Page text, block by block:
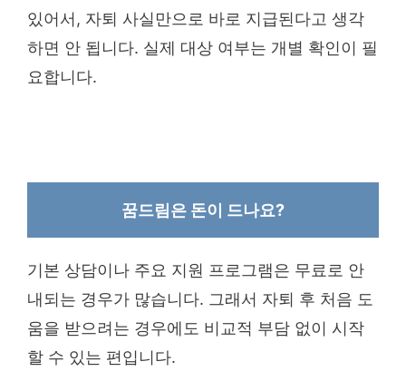
있어서, 자퇴 사실만으로 바로 지급된다고 생각
하면 안 됩니다. 실제 대상 여부는 개별 확인이 필
요합니다.
꿈드림은 돈이 드나요?
기본 상담이나 주요 지원 프로그램은 무료로 안
내되는 경우가 많습니다. 그래서 자퇴 후 처음 도
움을 받으려는 경우에도 비교적 부담 없이 시작
할 수 있는 편입니다.